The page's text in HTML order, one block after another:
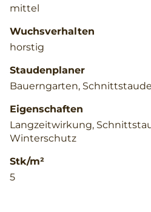
mittel
Wuchsverhalten
horstig
Staudenplaner
Bauerngarten, Schnittstaude
Eigenschaften
Langzeitwirkung,
Winterschutz
Stk/m²
5